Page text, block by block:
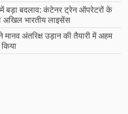
बड़ा बदलाव: कंटेनर ट्रेन ऑपरेटरों के
भारतीय लाइसेंस
मानव अंतरिक्ष उड़ान की तैयारी में अहम